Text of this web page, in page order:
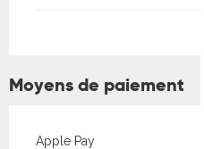
Moyens de paiement
Apple Pay